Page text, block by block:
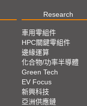
Research
車用零組件
HPC關鍵零組件
邊緣運算
化合物/功率半導體
Green Tech
EV Focus
新興科技
亞洲供應鏈